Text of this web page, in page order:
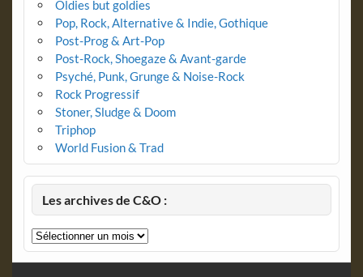
Oldies but goldies
Pop, Rock, Alternative & Indie, Gothique
Post-Prog & Art-Pop
Post-Rock, Shoegaze & Avant-garde
Psyché, Punk, Grunge & Noise-Rock
Rock Progressif
Stoner, Sludge & Doom
Triphop
World Fusion & Trad
Les archives de C&O :
Les
archives